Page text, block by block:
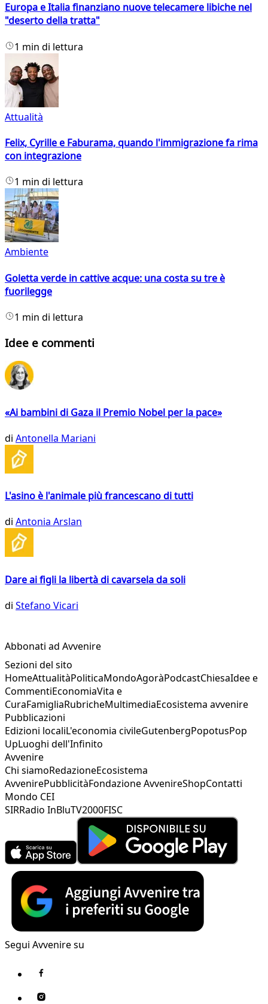
Europa e Italia finanziano nuove telecamere libiche nel
"deserto della tratta"
1 min di lettura
Attualità
Felix, Cyrille e Faburama, quando l'immigrazione fa rima
con integrazione
1 min di lettura
Ambiente
Goletta verde in cattive acque: una costa su tre è
fuorilegge
1 min di lettura
Idee e commenti
«Ai bambini di Gaza il Premio Nobel per la pace»
di Antonella Mariani
L'asino è l'animale più francescano di tutti
di Antonia Arslan
Dare ai figli la libertà di cavarsela da soli
di Stefano Vicari
Abbonati ad Avvenire
Sezioni del sito
HomeAttualitàPoliticaMondoAgoràPodcastChiesaIdee e
CommentiEconomiaVita e
CuraFamigliaRubricheMultimediaEcosistema avvenire
Pubblicazioni
Edizioni localiL'economia civileGutenbergPopotusPop
UpLuoghi dell'Infinito
Avvenire
Chi siamoRedazioneEcosistema
AvvenirePubblicitàFondazione AvvenireShopContatti
Mondo CEI
SIRRadio InBluTV2000FISC
Segui Avvenire su